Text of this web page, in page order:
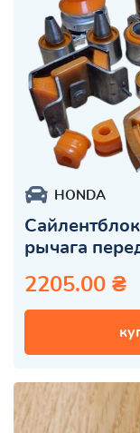
HONDA
рычага
2205.00 ₴